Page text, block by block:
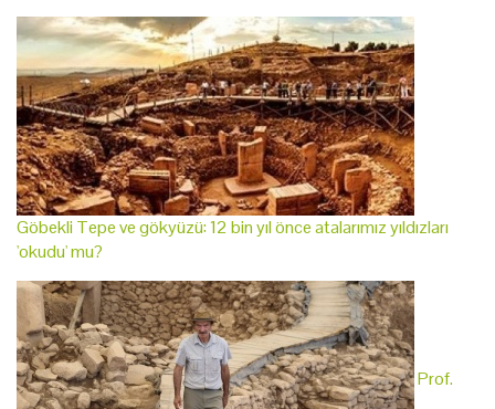
Göbekli Tepe ve gökyüzü: 12 bin yıl önce atalarımız yıldızları
'okudu' mu?
Prof.